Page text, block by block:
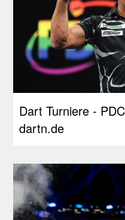
Dart Turniere -
dartn.de